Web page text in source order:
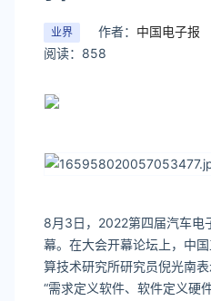
业界 作者： 中国电子报
阅读：858
8月3日，2022第四届汽车电
幕。在大会开幕论坛上，中
算技术研究所研究员倪光南
“需求定义软件、软件定义硬